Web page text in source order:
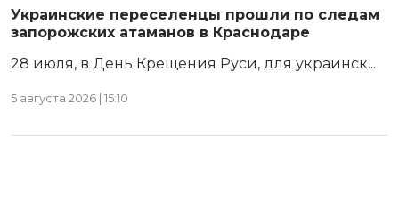
Украинские переселенцы прошли по следам
запорожских атаманов в Краснодаре
28 июля, в День Крещения Руси, для украинск...
5 августа 2026 | 15:10